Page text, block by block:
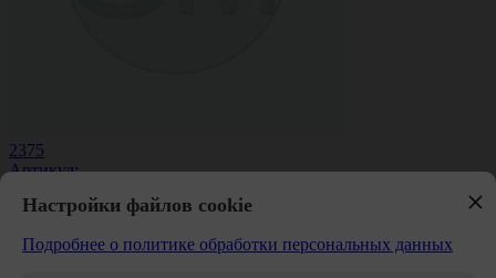
×
Настройки файлов cookie
Подробнее о политике обработки персональных данных
2375
Артикул:
В корзину